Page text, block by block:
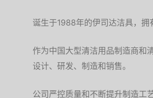
诞生于1988年的伊司达洁具，
作为中国大型清洁用品制造商和
设计、研发、制造和销售。
公司严控质量和不断提升制造工